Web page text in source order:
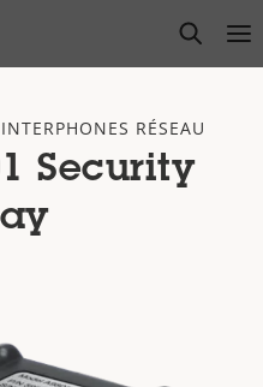
open
RÉSEAU
Security